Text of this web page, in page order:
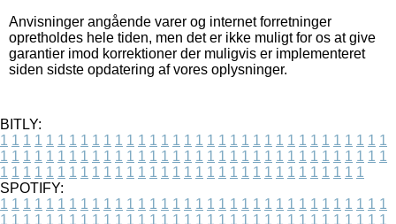
Anvisninger angående varer og internet forretninger
opretholdes hele tiden, men det er ikke muligt for os at give
garantier imod korrektioner der muligvis er implementeret
siden sidste opdatering af vores oplysninger.
BITLY:
1 1 1 1 1 1 1 1 1 1 1 1 1 1 1 1 1 1 1 1 1 1 1 1 1 1 1 1 1 1 1 1 1 1
1 1 1 1 1 1 1 1 1 1 1 1 1 1 1 1 1 1 1 1 1 1 1 1 1 1 1 1 1 1 1 1 1 1
1 1 1 1 1 1 1 1 1 1 1 1 1 1 1 1 1 1 1 1 1 1 1 1 1 1 1 1 1 1 1 1
SPOTIFY:
1 1 1 1 1 1 1 1 1 1 1 1 1 1 1 1 1 1 1 1 1 1 1 1 1 1 1 1 1 1 1 1 1 1
1 1 1 1 1 1 1 1 1 1 1 1 1 1 1 1 1 1 1 1 1 1 1 1 1 1 1 1 1 1 1 1 1 1